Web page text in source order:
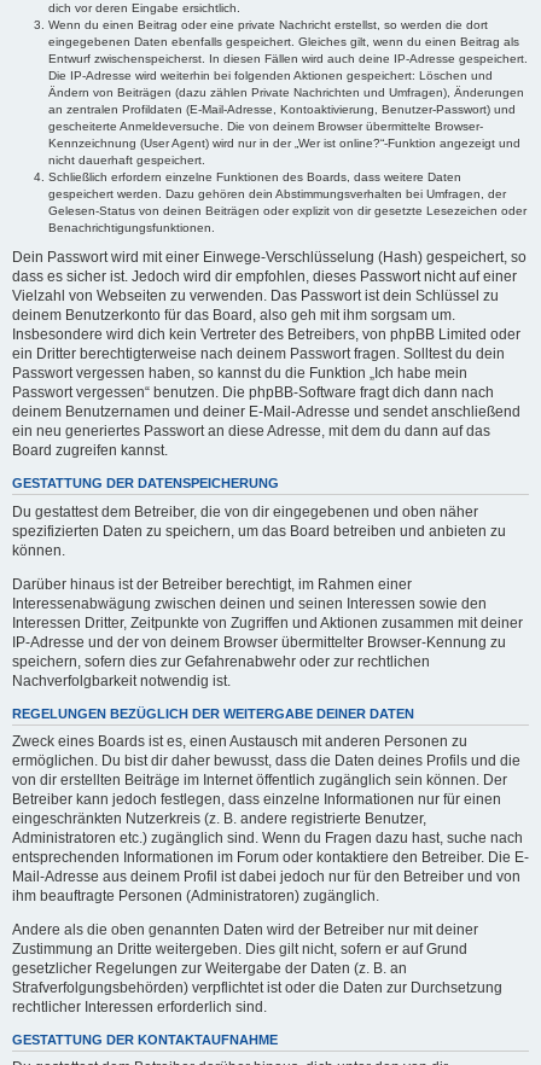
dich vor deren Eingabe ersichtlich.
Wenn du einen Beitrag oder eine private Nachricht erstellst, so werden die dort
eingegebenen Daten ebenfalls gespeichert. Gleiches gilt, wenn du einen Beitrag als
Entwurf zwischenspeicherst. In diesen Fällen wird auch deine IP-Adresse gespeichert.
Die IP-Adresse wird weiterhin bei folgenden Aktionen gespeichert: Löschen und
Ändern von Beiträgen (dazu zählen Private Nachrichten und Umfragen), Änderungen
an zentralen Profildaten (E-Mail-Adresse, Kontoaktivierung, Benutzer-Passwort) und
gescheiterte Anmeldeversuche. Die von deinem Browser übermittelte Browser-
Kennzeichnung (User Agent) wird nur in der „Wer ist online?“-Funktion angezeigt und
nicht dauerhaft gespeichert.
Schließlich erfordern einzelne Funktionen des Boards, dass weitere Daten
gespeichert werden. Dazu gehören dein Abstimmungsverhalten bei Umfragen, der
Gelesen-Status von deinen Beiträgen oder explizit von dir gesetzte Lesezeichen oder
Benachrichtigungsfunktionen.
Dein Passwort wird mit einer Einwege-Verschlüsselung (Hash) gespeichert, so
dass es sicher ist. Jedoch wird dir empfohlen, dieses Passwort nicht auf einer
Vielzahl von Webseiten zu verwenden. Das Passwort ist dein Schlüssel zu
deinem Benutzerkonto für das Board, also geh mit ihm sorgsam um.
Insbesondere wird dich kein Vertreter des Betreibers, von phpBB Limited oder
ein Dritter berechtigterweise nach deinem Passwort fragen. Solltest du dein
Passwort vergessen haben, so kannst du die Funktion „Ich habe mein
Passwort vergessen“ benutzen. Die phpBB-Software fragt dich dann nach
deinem Benutzernamen und deiner E-Mail-Adresse und sendet anschließend
ein neu generiertes Passwort an diese Adresse, mit dem du dann auf das
Board zugreifen kannst.
GESTATTUNG DER DATENSPEICHERUNG
Du gestattest dem Betreiber, die von dir eingegebenen und oben näher
spezifizierten Daten zu speichern, um das Board betreiben und anbieten zu
können.
Darüber hinaus ist der Betreiber berechtigt, im Rahmen einer
Interessenabwägung zwischen deinen und seinen Interessen sowie den
Interessen Dritter, Zeitpunkte von Zugriffen und Aktionen zusammen mit deiner
IP-Adresse und der von deinem Browser übermittelter Browser-Kennung zu
speichern, sofern dies zur Gefahrenabwehr oder zur rechtlichen
Nachverfolgbarkeit notwendig ist.
REGELUNGEN BEZÜGLICH DER WEITERGABE DEINER DATEN
Zweck eines Boards ist es, einen Austausch mit anderen Personen zu
ermöglichen. Du bist dir daher bewusst, dass die Daten deines Profils und die
von dir erstellten Beiträge im Internet öffentlich zugänglich sein können. Der
Betreiber kann jedoch festlegen, dass einzelne Informationen nur für einen
eingeschränkten Nutzerkreis (z. B. andere registrierte Benutzer,
Administratoren etc.) zugänglich sind. Wenn du Fragen dazu hast, suche nach
entsprechenden Informationen im Forum oder kontaktiere den Betreiber. Die E-
Mail-Adresse aus deinem Profil ist dabei jedoch nur für den Betreiber und von
ihm beauftragte Personen (Administratoren) zugänglich.
Andere als die oben genannten Daten wird der Betreiber nur mit deiner
Zustimmung an Dritte weitergeben. Dies gilt nicht, sofern er auf Grund
gesetzlicher Regelungen zur Weitergabe der Daten (z. B. an
Strafverfolgungsbehörden) verpflichtet ist oder die Daten zur Durchsetzung
rechtlicher Interessen erforderlich sind.
GESTATTUNG DER KONTAKTAUFNAHME